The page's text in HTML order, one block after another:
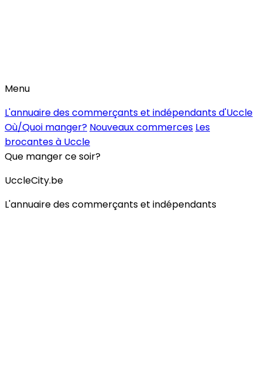
Menu
L'annuaire des commerçants et indépendants d'Uccle
Où/Quoi manger? Nouveaux commerces Les
brocantes à Uccle
Que manger ce soir?
UccleCity.be
L'annuaire des commerçants et indépendants